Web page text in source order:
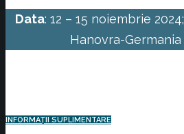
Data: 12 – 15 noiembrie 2024;
Hanovra-Germania
INFORMAȚII SUPLIMENTARE